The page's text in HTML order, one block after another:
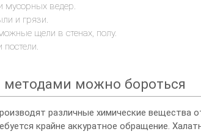
мусорных ведер.
и грязи.
щели в стенах, полу.
постели.
методами можно бороться
различные химические вещества
крайне аккуратное обращение.